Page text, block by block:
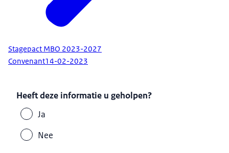
Stagepact MBO 2023-2027
Convenant14-02-2023
Heeft deze informatie u geholpen?
Ja
Nee